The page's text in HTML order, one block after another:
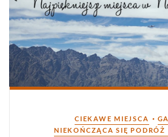
Kategorie
CIEKAWE MIEJSCA •
NIEKOŃCZĄCA SIĘ PODRÓŻ